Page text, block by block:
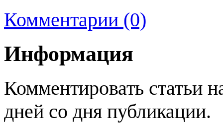
Комментарии (0)
Информация
Комментировать статьи
дней со дня публикации.